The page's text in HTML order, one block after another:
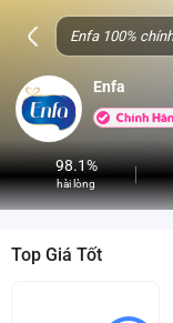
Enfa
98.1%
hài lòng
Top Giá Tốt